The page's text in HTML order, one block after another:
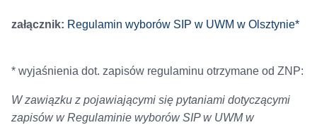
załącznik: Regulamin wyborów SIP w UWM w Olsztynie*
* wyjaśnienia dot. zapisów regulaminu otrzymane od ZNP:
W zawiązku z pojawiającymi się pytaniami dotyczącymi
zapisów w Regulaminie wyborów SIP w UWM w